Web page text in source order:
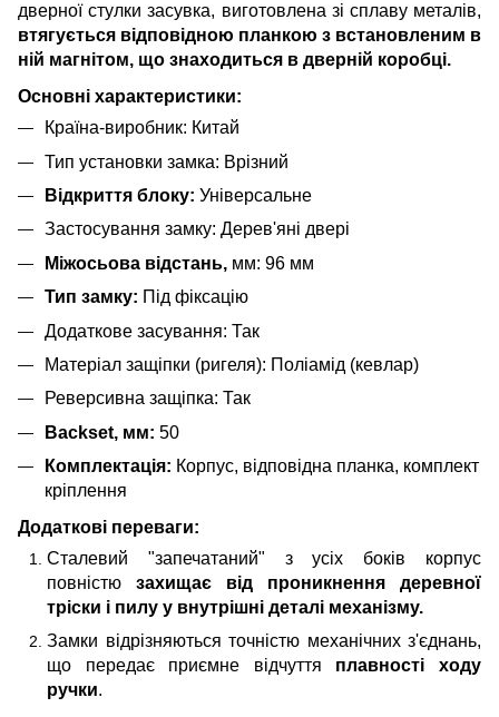
дверної стулки засувка, виготовлена ​​зі сплаву металів,
втягується відповідною планкою з встановленим в
ній магнітом, що знаходиться в дверній коробці.
Основні характеристики:
Країна-виробник: Китай
Тип установки замка: Врізний
Відкриття блоку: Універсальне
Застосування замку: Дерев'яні двері
Міжосьова відстань, мм: 96 мм
Тип замку: Під фіксацію
Додаткове засування: Так
Матеріал защіпки (ригеля): Поліамід (кевлар)
Реверсивна защіпка: Так
Backset, мм: 50
Комплектація: Корпус, відповідна планка, комплект
кріплення
Додаткові переваги:
Сталевий "запечатаний" з усіх боків корпус
повністю захищає від проникнення деревної
тріски і пилу у внутрішні деталі механізму.
Замки відрізняються точністю механічних з'єднань,
що передає приємне відчуття плавності ходу
ручки.